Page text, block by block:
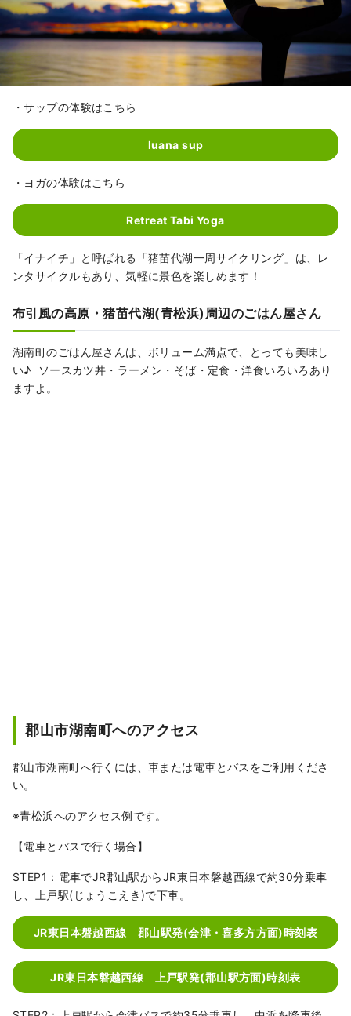
・サップの体験はこちら
luana sup
・ヨガの体験はこちら
Retreat Tabi Yoga
「イナイチ」と呼ばれる「猪苗代湖一周サイクリング」は、レ
ンタサイクルもあり、気軽に景色を楽しめます！
布引風の高原・猪苗代湖(青松浜)周辺のごはん屋さん
湖南町のごはん屋さんは、ボリューム満点で、とっても美味し
い♪ ソースカツ丼・ラーメン・そば・定食・洋食いろいろあり
ますよ。
郡山市湖南町へのアクセス
郡山市湖南町へ行くには、車または電車とバスをご利用くださ
い。
※青松浜へのアクセス例です。
【電車とバスで行く場合】
STEP1：電車でJR郡山駅からJR東日本磐越西線で約30分乗車
し、上戸駅(じょうこえき)で下車。
JR東日本磐越西線 郡山駅発(会津・喜多方方面)時刻表
JR東日本磐越西線 上戸駅発(郡山駅方面)時刻表